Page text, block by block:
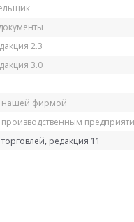
2.3
3.0
нашей фирмой
редакция 11